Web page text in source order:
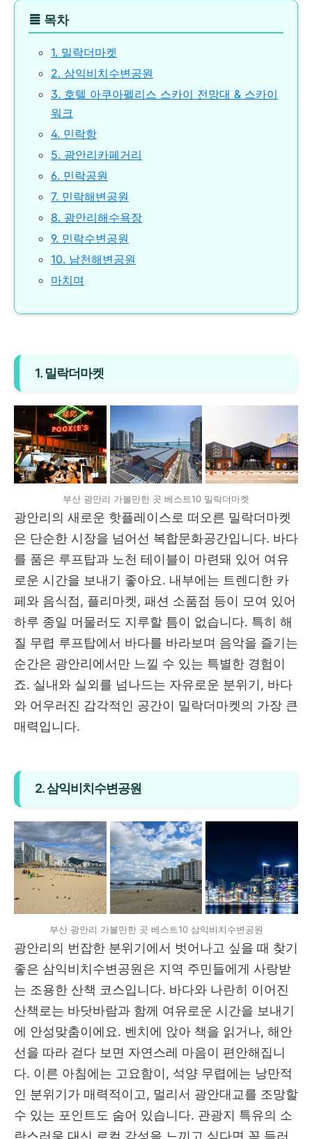
≣ 목차
1. 밀락더마켓
2. 삼익비치수변공원
3. 호텔 아쿠아펠리스 스카이 전망대 & 스카이
워크
4. 민락항
5. 광안리카페거리
6. 민락공원
7. 민락해변공원
8. 광안리해수욕장
9. 민락수변공원
10. 남천해변공원
마치며
1. 밀락더마켓
부산 광안리 가볼만한 곳 베스트10 밀락더마켓
광안리의 새로운 핫플레이스로 떠오른 밀락더마켓
은 단순한 시장을 넘어선 복합문화공간입니다. 바다
를 품은 루프탑과 노천 테이블이 마련돼 있어 여유
로운 시간을 보내기 좋아요. 내부에는 트렌디한 카
페와 음식점, 플리마켓, 패션 소품점 등이 모여 있어
하루 종일 머물러도 지루할 틈이 없습니다. 특히 해
질 무렵 루프탑에서 바다를 바라보며 음악을 즐기는
순간은 광안리에서만 느낄 수 있는 특별한 경험이
죠. 실내와 실외를 넘나드는 자유로운 분위기, 바다
와 어우러진 감각적인 공간이 밀락더마켓의 가장 큰
매력입니다.
2. 삼익비치수변공원
부산 광안리 가볼만한 곳 베스트10 삼익비치수변공원
광안리의 번잡한 분위기에서 벗어나고 싶을 때 찾기
좋은 삼익비치수변공원은 지역 주민들에게 사랑받
는 조용한 산책 코스입니다. 바다와 나란히 이어진
산책로는 바닷바람과 함께 여유로운 시간을 보내기
에 안성맞춤이에요. 벤치에 앉아 책을 읽거나, 해안
선을 따라 걷다 보면 자연스레 마음이 편안해집니
다. 이른 아침에는 고요함이, 석양 무렵에는 낭만적
인 분위기가 매력적이고, 멀리서 광안대교를 조망할
수 있는 포인트도 숨어 있습니다. 관광지 특유의 소
란스러움 대신 로컬 감성을 느끼고 싶다면 꼭 들러